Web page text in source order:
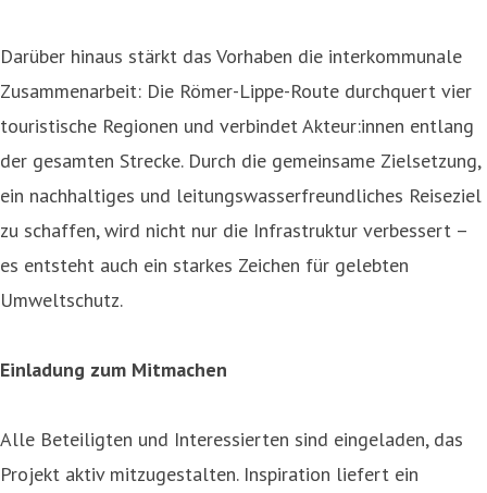
Darüber hinaus stärkt das Vorhaben die interkommunale
Zusammenarbeit: Die Römer-Lippe-Route durchquert vier
touristische Regionen und verbindet Akteur:innen entlang
der gesamten Strecke. Durch die gemeinsame Zielsetzung,
ein nachhaltiges und leitungswasserfreundliches Reiseziel
zu schaffen, wird nicht nur die Infrastruktur verbessert –
es entsteht auch ein starkes Zeichen für gelebten
Umweltschutz.
Einladung zum Mitmachen
Alle Beteiligten und Interessierten sind eingeladen, das
Projekt aktiv mitzugestalten. Inspiration liefert ein